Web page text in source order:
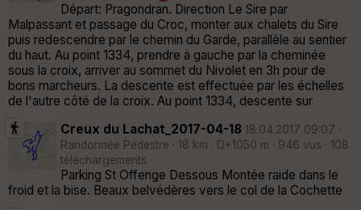
Départ: Pragondran. Direction Le Sire par
Malpassant et passage du Croc, monter aux chalets du Sire
puis redescendre par le chemin du Garde, parallèle au sentier
du haut. Au point 1334, prendre à gauche par la cheminée
sous la croix, arriver au sommet du Nivolet en 3h pour de
bons marcheurs. La descente est effectuée par les échelles
de l'autre côté de la croix. Au point 1334, descente sur
Creux du Lachat_2017-04-18 18.04.2017 09:07 ·
Randonnée Pédestre · 18 km · D+1050 m · 946 vus · 108
téléchargements ·
Parking St Offenge Dessous Montée raide dans le
froid et la bise. Beaux belvédères vers le col de la Cochette